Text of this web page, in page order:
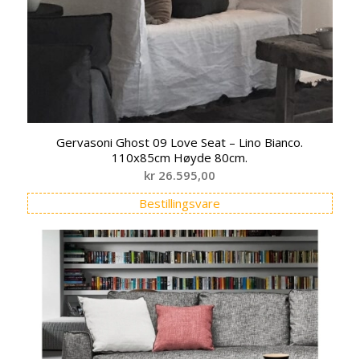
Gervasoni Ghost 09 Love Seat – Lino Bianco.
110x85cm Høyde 80cm.
kr 26.595,00
Bestillingsvare